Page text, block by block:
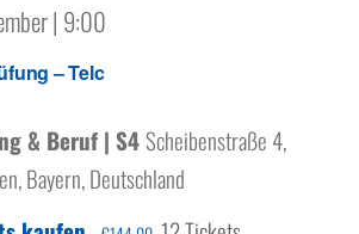
– Telc
| 9:00
& Beruf | S4 Scheibenstraße 4,
Bayern, Deutschland